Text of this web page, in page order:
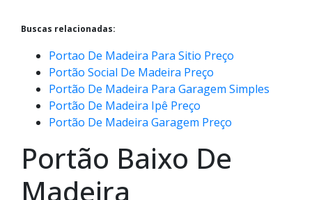
Buscas relacionadas:
Portao De Madeira Para Sitio Preço
Portão Social De Madeira Preço
Portão De Madeira Para Garagem Simples
Portão De Madeira Ipê Preço
Portão De Madeira Garagem Preço
Portão Baixo De
Madeira